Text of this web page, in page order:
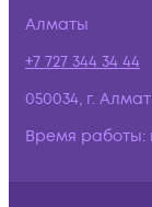
Алматы
+7 727 344 34 44
050034, г.
Время работы: